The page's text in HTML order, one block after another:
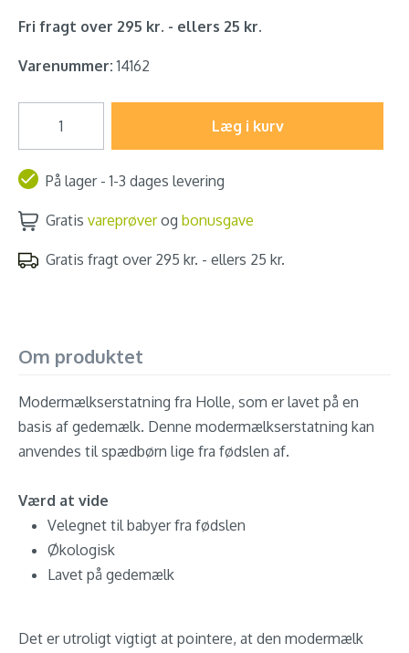
Fri fragt over 295 kr. - ellers 25 kr.
Varenummer: 14162
Læg i kurv
På lager - 1-3 dages levering
Gratis vareprøverog bonusgave
Gratis fragt over 295 kr. - ellers 25 kr.
Om produktet
Modermælkserstatning fra Holle, som er lavet på en
basis af gedemælk. Denne modermælkserstatning kan
anvendes til spædbørn lige fra fødslen af.
Værd at vide
Velegnet til babyer fra fødslen
Økologisk
Lavet på gedemælk
Det er utroligt vigtigt at pointere, at den modermælk